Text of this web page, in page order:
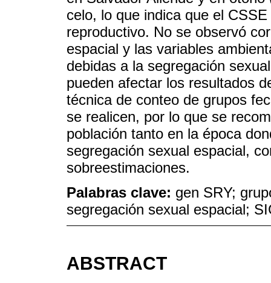
celo, lo que indica que el
reproductivo. No se observó
espacial y las variables
debidas a la segregación
pueden afectar los resultados
técnica de conteo de grupos
se realicen, por lo que se
población tanto en la época
segregación sexual espacial,
sobreestimaciones.
Palabras clave: gen SRY;
segregación sexual espacial;
ABSTRACT